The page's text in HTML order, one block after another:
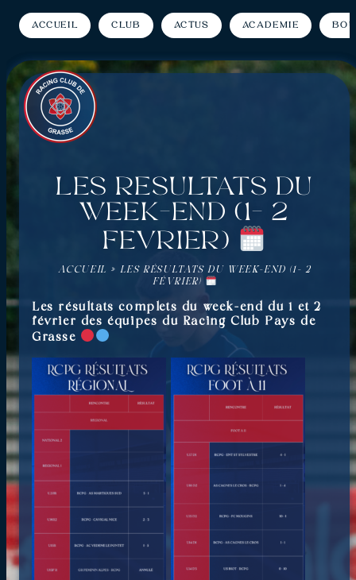
Accueil Club Actus Académie
Les résultats du
week-end (1- 2
Février)
ACCUEIL » LES RÉSULTATS DU WEEK-END (1- 2
FÉVRIER)
Les résultats complets du week-end du 1 et 2
février des équipes du Racing Club Pays de
Grasse